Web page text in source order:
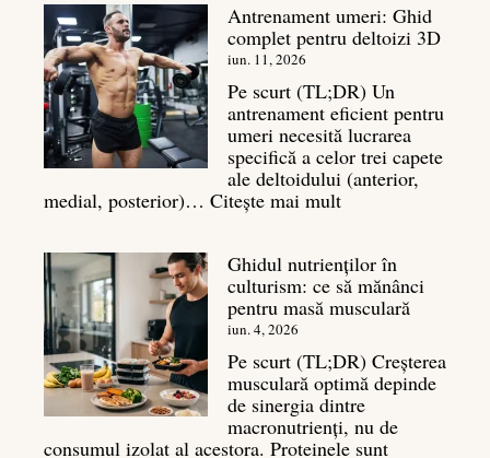
culturism:
Inamicul
tăcut
al
masei
musculare
Antrenament umeri: Ghid
complet pentru deltoizi 3D
iun. 11, 2026
Pe scurt (TL;DR) Un
antrenament eficient pentru
umeri necesită lucrarea
specifică a celor trei capete
ale deltoidului (anterior,
medial, posterior)… Citește mai mult:
Ghid
complet
pentru
3D
Ghidul nutrienților în
culturism: ce să mănânci
pentru masă musculară
iun. 4, 2026
Pe scurt (TL;DR) Creșterea
musculară optimă depinde
de sinergia dintre
macronutrienți, nu de
consumul izolat al acestora. Proteinele sunt